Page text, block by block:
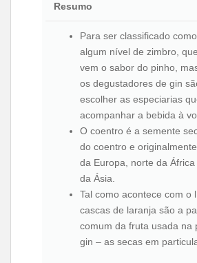
Resumo
Para ser classificado
algum nível de zimbro,
vem o sabor do pinho,
os degustadores de gin
escolher as especiarias
acompanhar a bebida à
O coentro é a semente
do coentro e
da Europa, norte da
da Ásia.
Tal como acontece com o
cascas de laranja são a
comum da fruta usada na
gin – as secas em